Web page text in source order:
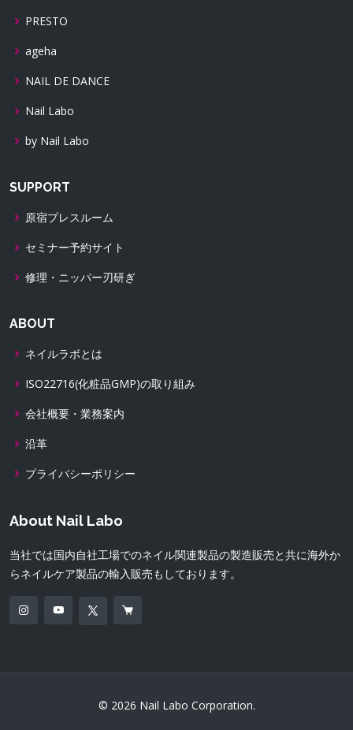
PRESTO
ageha
NAIL DE DANCE
Nail Labo
by Nail Labo
SUPPORT
原宿プレスルーム
セミナー予約サイト
修理・ニッパー刃研ぎ
ABOUT
ネイルラボとは
ISO22716(化粧品GMP)の取り組み
会社概要・業務案内
沿革
プライバシーポリシー
About Nail Labo
当社では国内自社工場でのネイル関連製品の製造販売と共に海外か
らネイルケア製品の輸入販売もしております。
© 2026 Nail Labo Corporation.